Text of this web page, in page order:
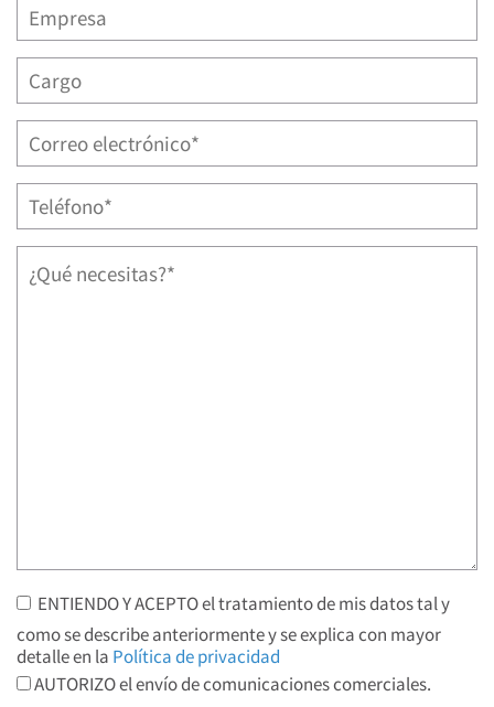
ENTIENDO Y ACEPTO el tratamiento de mis datos tal y
como se describe anteriormente y se explica con mayor
detalle en la Política de privacidad
AUTORIZO el envío de comunicaciones comerciales.